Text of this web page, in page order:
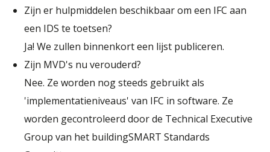
Zijn er hulpmiddelen beschikbaar om een IFC aan
een IDS te toetsen?
Ja! We zullen binnenkort een lijst publiceren.
Zijn MVD's nu verouderd?
Nee. Ze worden nog steeds gebruikt als
'implementatieniveaus' van IFC in software. Ze
worden gecontroleerd door de Technical Executive
Group van het buildingSMART Standards